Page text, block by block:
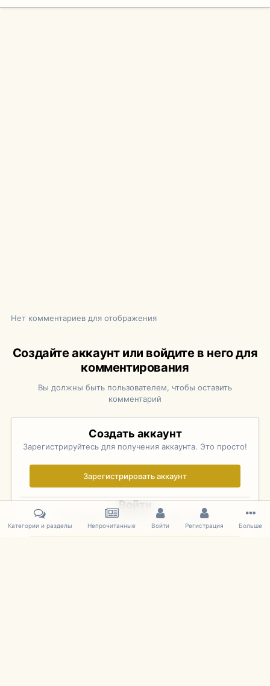
Нет комментариев для отображения
Создайте аккаунт или войдите в него для
комментирования
Вы должны быть пользователем, чтобы оставить
комментарий
Создать аккаунт
Зарегистрируйтесь для получения аккаунта. Это просто!
Зарегистрировать аккаунт
Войти
Уже зарегистрированы? Войдите здесь.
Категории и разделы Непрочитанные Войти Регистрация Больше